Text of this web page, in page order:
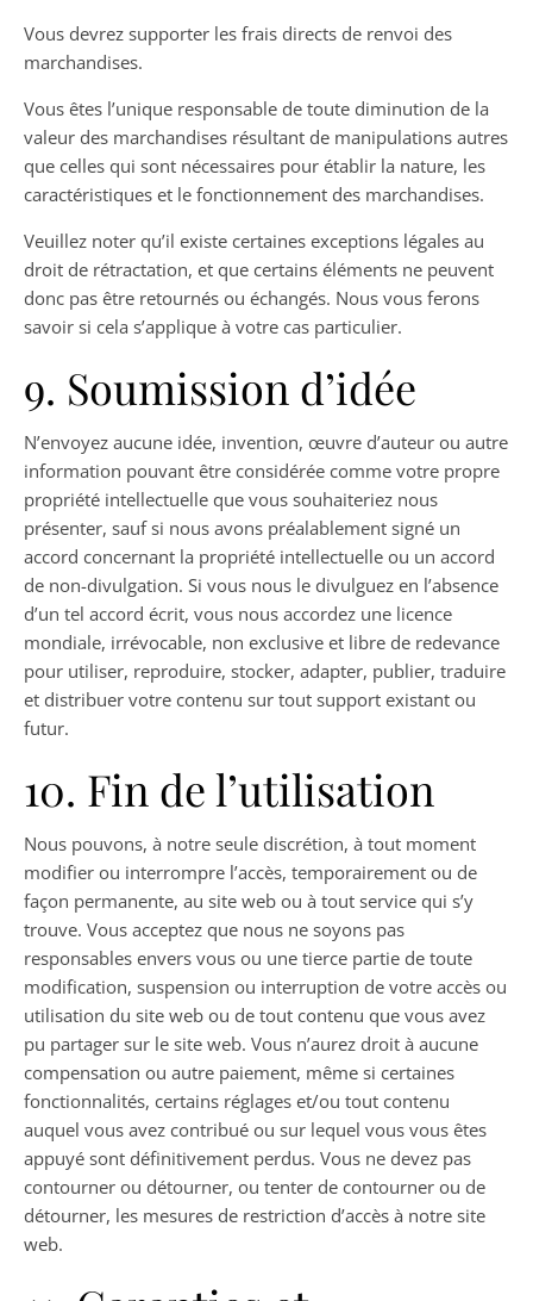
Vous devrez supporter les frais directs de renvoi des
marchandises.
Vous êtes l’unique responsable de toute diminution de la
valeur des marchandises résultant de manipulations autres
que celles qui sont nécessaires pour établir la nature, les
caractéristiques et le fonctionnement des marchandises.
Veuillez noter qu’il existe certaines exceptions légales au
droit de rétractation, et que certains éléments ne peuvent
donc pas être retournés ou échangés. Nous vous ferons
savoir si cela s’applique à votre cas particulier.
9. Soumission d’idée
N’envoyez aucune idée, invention, œuvre d’auteur ou autre
information pouvant être considérée comme votre propre
propriété intellectuelle que vous souhaiteriez nous
présenter, sauf si nous avons préalablement signé un
accord concernant la propriété intellectuelle ou un accord
de non-divulgation. Si vous nous le divulguez en l’absence
d’un tel accord écrit, vous nous accordez une licence
mondiale, irrévocable, non exclusive et libre de redevance
pour utiliser, reproduire, stocker, adapter, publier, traduire
et distribuer votre contenu sur tout support existant ou
futur.
10. Fin de l’utilisation
Nous pouvons, à notre seule discrétion, à tout moment
modifier ou interrompre l’accès, temporairement ou de
façon permanente, au site web ou à tout service qui s’y
trouve. Vous acceptez que nous ne soyons pas
responsables envers vous ou une tierce partie de toute
modification, suspension ou interruption de votre accès ou
utilisation du site web ou de tout contenu que vous avez
pu partager sur le site web. Vous n’aurez droit à aucune
compensation ou autre paiement, même si certaines
fonctionnalités, certains réglages et/ou tout contenu
auquel vous avez contribué ou sur lequel vous vous êtes
appuyé sont définitivement perdus. Vous ne devez pas
contourner ou détourner, ou tenter de contourner ou de
détourner, les mesures de restriction d’accès à notre site
web.